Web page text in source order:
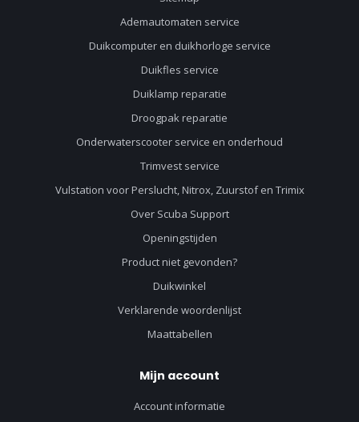
Ademautomaten service
Duikcomputer en duikhorloge service
Duikfles service
Duiklamp reparatie
Droogpak reparatie
Onderwaterscooter service en onderhoud
Trimvest service
Vulstation voor Perslucht, Nitrox, Zuurstof en Trimix
Over Scuba Support
Openingstijden
Product niet gevonden?
Duikwinkel
Verklarende woordenlijst
Maattabellen
Mijn account
Account informatie